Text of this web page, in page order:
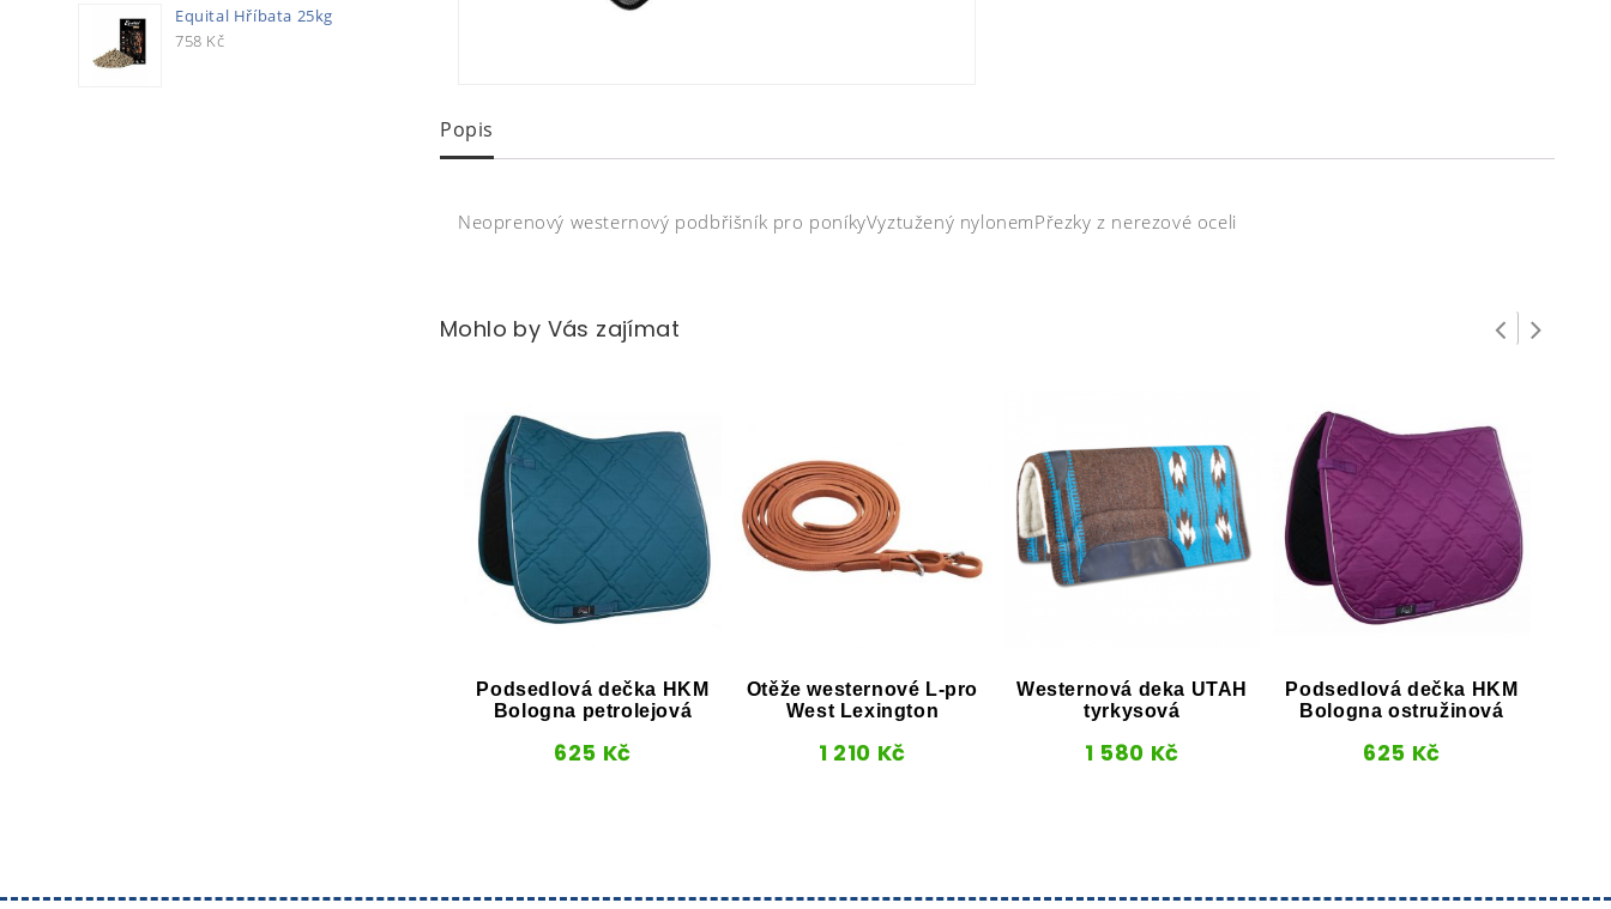
Popis
Neoprenový westernový podbřišník pro poníkyVyztužený nylonemPřezky z nerezové oceli
Mohlo by Vás zajímat
Podsedlová dečka HKM
Bologna petrolejová
625 Kč
Otěže westernové L-pro
West Lexington
1 210 Kč
Westernová deka UTAH
tyrkysová
1 580 Kč
Podsedlová dečka HKM
Bologna ostružinová
625 Kč
Equital Hříbata 25kg
758 Kč